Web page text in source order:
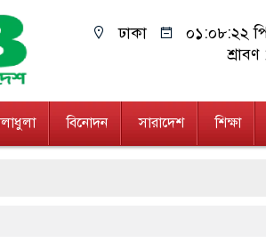
ঢাকা ০১:০৮:২৩
বিনোদন সারাদেশ শিক্ষা